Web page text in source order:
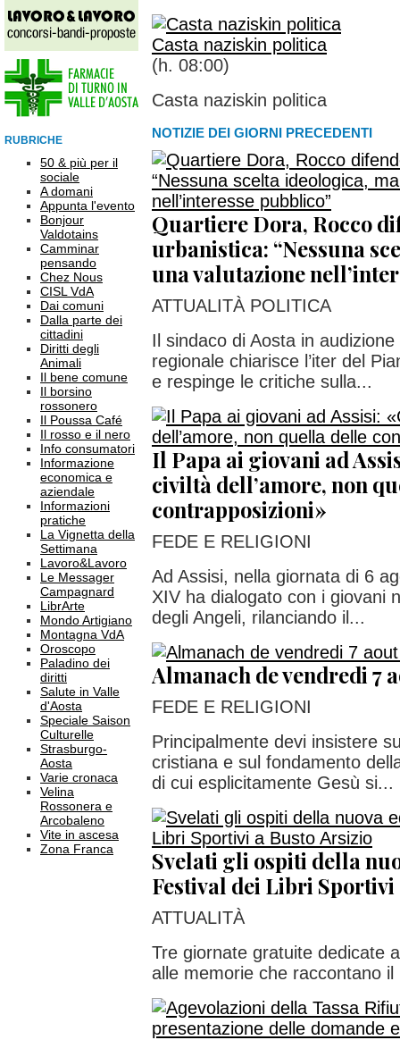
RUBRICHE
50 & più per il
sociale
A domani
Appunta l'evento
Bonjour
Valdotains
Camminar
pensando
Chez Nous
CISL VdA
Dai comuni
Dalla parte dei
cittadini
Diritti degli
Animali
Il bene comune
Il borsino
rossonero
Il Poussa Café
Il rosso e il nero
Info consumatori
Informazione
economica e
aziendale
Informazioni
pratiche
La Vignetta della
Settimana
Lavoro&Lavoro
Le Messager
Campagnard
LibrArte
Mondo Artigiano
Montagna VdA
Oroscopo
Paladino dei
diritti
Salute in Valle
d'Aosta
Speciale Saison
Culturelle
Strasburgo-
Aosta
Varie cronaca
Velina
Rossonera e
Arcobaleno
Vite in ascesa
Zona Franca
Casta naziskin politica
(h. 08:00)
Casta naziskin politica
NOTIZIE DEI GIORNI PRECEDENTI
Quartiere Dora, Rocco
urbanistica: “Nessuna
una valutazione
ATTUALITÀ POLITICA
Il sindaco di Aosta in
regionale chiarisce l’iter del
e respinge le critiche sulla...
Il Papa ai giovani ad
civiltà dell’amore, non
contrapposizioni»
FEDE E RELIGIONI
Ad Assisi, nella giornata di 6
XIV ha dialogato con i giovani
degli Angeli, rilanciando il...
Almanach de vendredi 7
FEDE E RELIGIONI
Principalmente devi insistere
cristiana e sul fondamento
di cui esplicitamente Gesù si...
Svelati gli ospiti della
Festival dei Libri Sportivi
ATTUALITÀ
Tre giornate gratuite dedicate
alle memorie che raccontano